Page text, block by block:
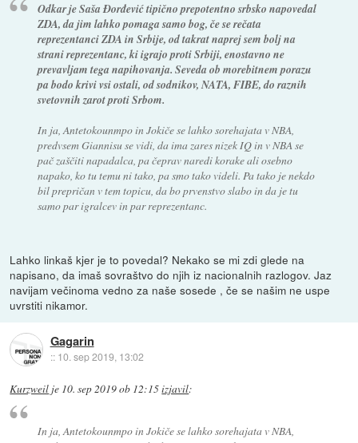
Odkar je Saša Đorđević tipično prepotentno srbsko napovedal
ZDA, da jim lahko pomaga samo bog, če se rečata
reprezentanci ZDA in Srbije, od takrat naprej sem bolj na
strani reprezentanc, ki igrajo proti Srbiji, enostavno ne
prevavljam tega napihovanja. Seveda ob morebitnem porazu
pa bodo krivi vsi ostali, od sodnikov, NATA, FIBE, do raznih
svetovnih zarot proti Srbom.
In ja, Antetokounmpo in Jokiče se lahko sorehajata v NBA,
predvsem Giannisu se vidi, da ima zares nizek IQ in v NBA se
pač zaščiti napadalca, pa čeprav naredi korake ali osebno
napako, ko tu temu ni tako, pa smo tako videli. Pa tako je nekdo
bil prepričan v tem topicu, da bo prvenstvo slabo in da je tu
samo par igralcev in par reprezentanc.
Lahko linkaš kjer je to povedal? Nekako se mi zdi glede na
napisano, da imaš sovraštvo do njih iz nacionalnih razlogov. Jaz
navijam večinoma vedno za naše sosede , če se našim ne uspe
uvrstiti nikamor.
Gagarin
:: 10. sep 2019, 13:02
Kurzweil je 10. sep 2019 ob 12:15izjavil:
In ja, Antetokounmpo in Jokiče se lahko sorehajata v NBA,